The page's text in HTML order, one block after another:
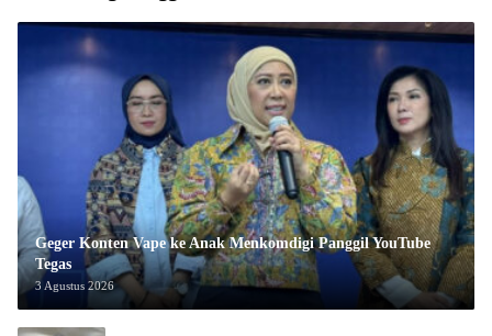
Geger Konten Vape ke Anak Menkomdigi Panggil YouTube
Tegas
3 Agustus 2026